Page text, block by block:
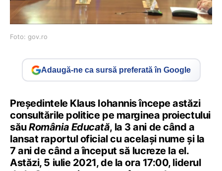
Foto: gov.ro
Adaugă-ne ca sursă preferată în Google
Președintele Klaus Iohannis începe astăzi
consultările politice pe marginea proiectului
săuRomânia Educată, la 3 ani de când a
lansat raportul oficial cu același nume și la
7 ani de când a început să lucreze la el.
Astăzi, 5 iulie 2021, de la ora 17:00, liderul